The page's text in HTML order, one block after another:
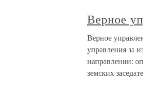
Верное
Верное
управления за
направлении:
земских